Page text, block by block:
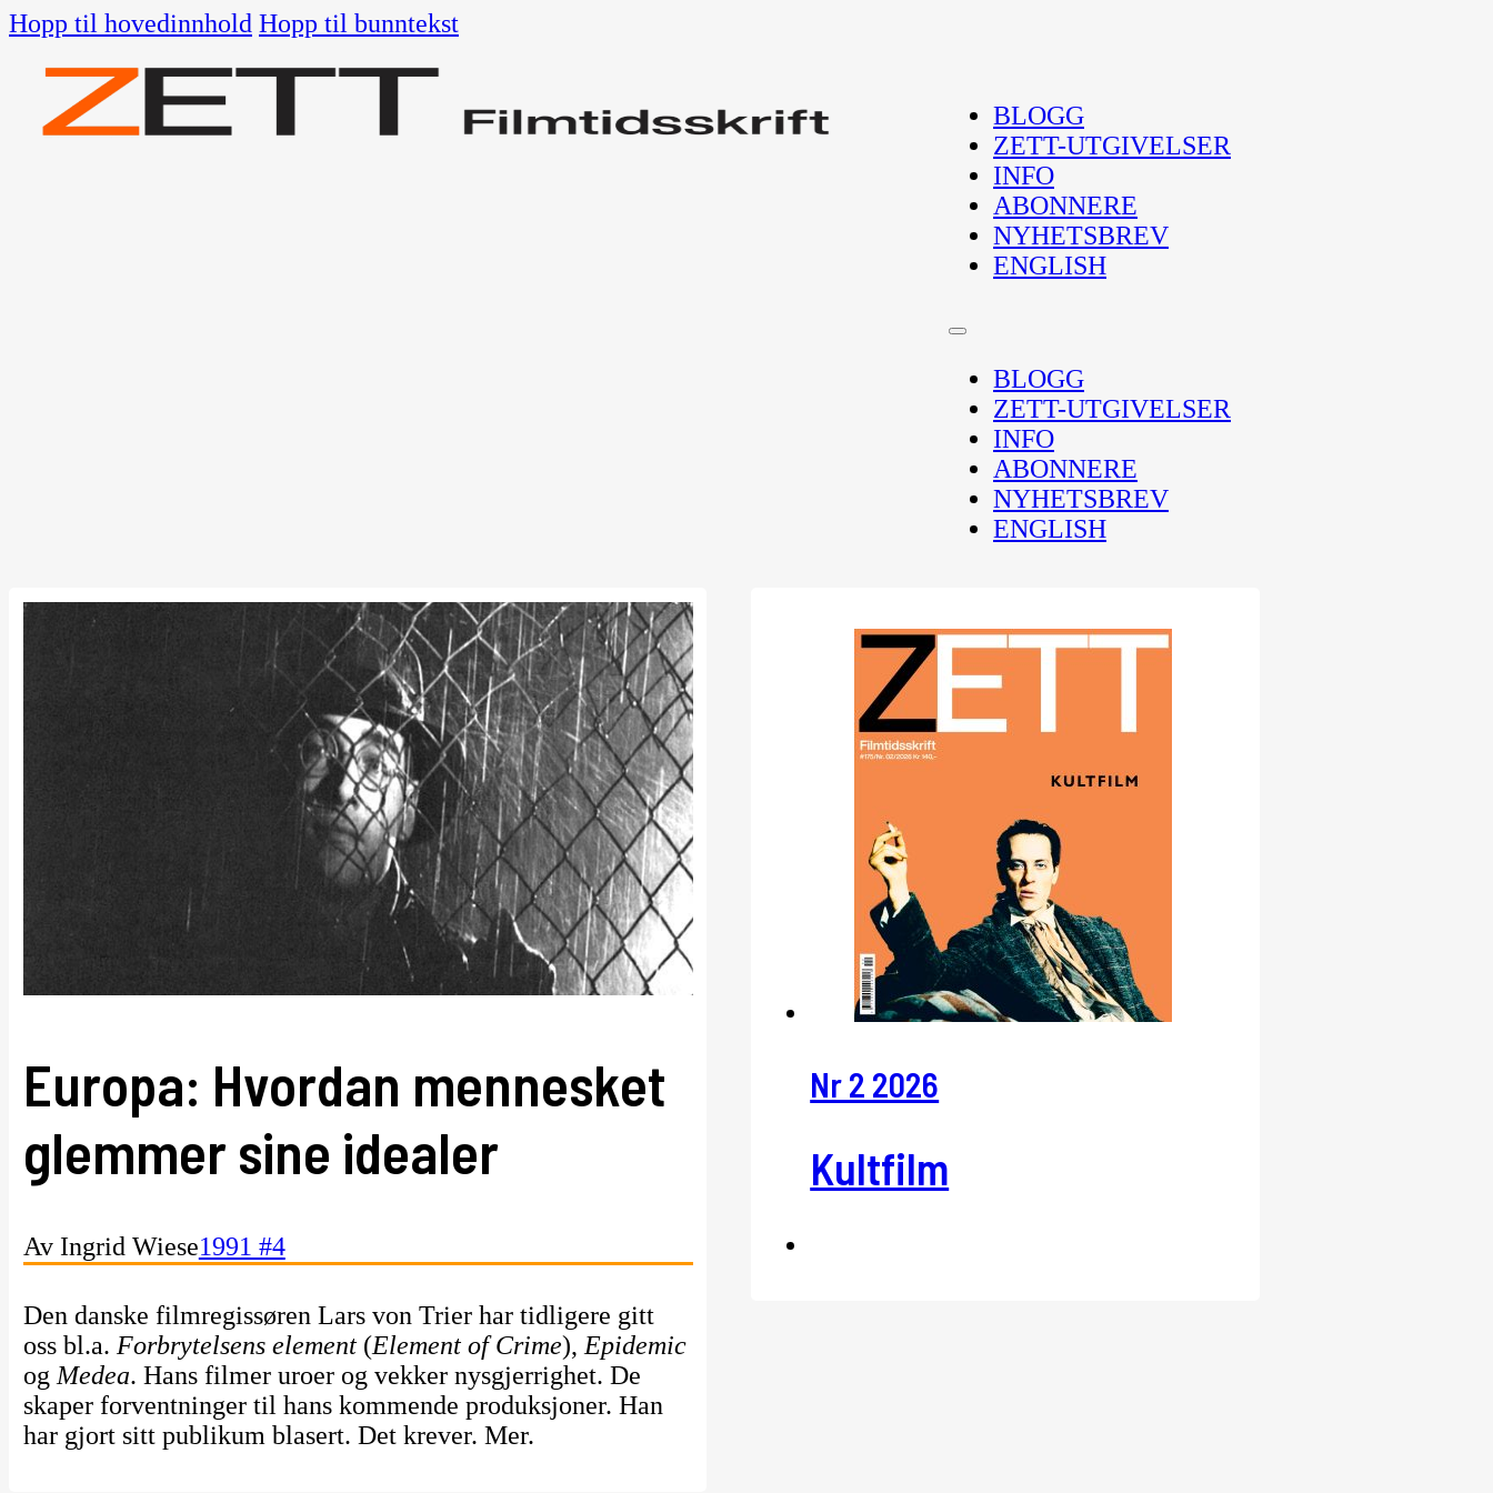
Hopp til hovedinnhold Hopp til bunntekst
BLOGG
ZETT-UTGIVELSER
INFO
ABONNERE
NYHETSBREV
ENGLISH
BLOGG
ZETT-UTGIVELSER
INFO
ABONNERE
NYHETSBREV
ENGLISH
Europa: Hvordan mennesket
glemmer sine idealer
Av Ingrid Wiese1991 #4
Den danske filmregissøren Lars von Trier har tidligere gitt
oss bl.a. Forbrytelsens element (Element of Crime),Epidemic
ogMedea. Hans filmer uroer og vekker nysgjerrighet. De
skaper forventninger til hans kommende produksjoner. Han
har gjort sitt publikum blasert. Det krever. Mer.
Nr 2 2026
Kultfilm